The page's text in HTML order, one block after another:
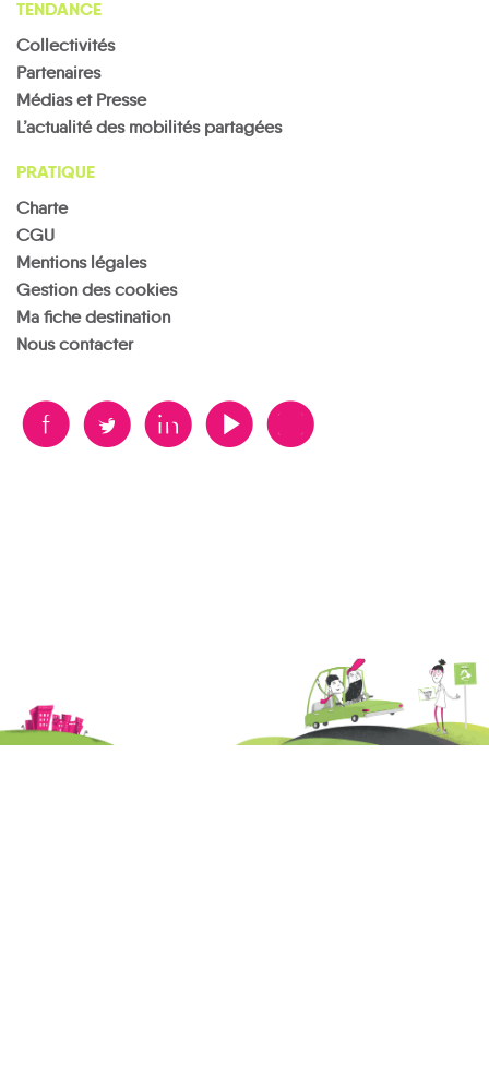
TENDANCE
Collectivités
Partenaires
Médias et Presse
L’actualité des mobilités partagées
PRATIQUE
Charte
CGU
Mentions légales
Gestion des cookies
Ma fiche destination
Nous contacter
B A D F V